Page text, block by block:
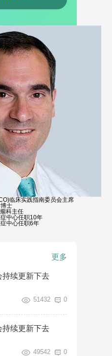
临床实践指南委员会主席
士
科主任
中心任职10年
中心任职6年
更多
持续更新下去
51432 0
持续更新下去
49542 0